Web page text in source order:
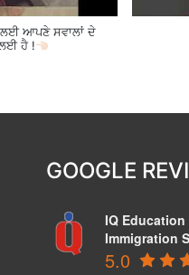
ਲਈ ਆਪਣੇ ਸਵਾਲਾਂ ਦੇ
ਲਈ ਹੈ !
GOOGLE
IQ Education
Immigration
5.0